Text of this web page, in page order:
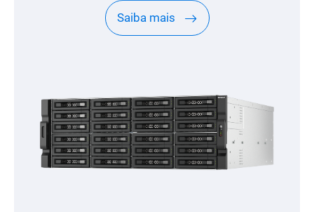
especificamente para NAS QNAP
Saiba mais